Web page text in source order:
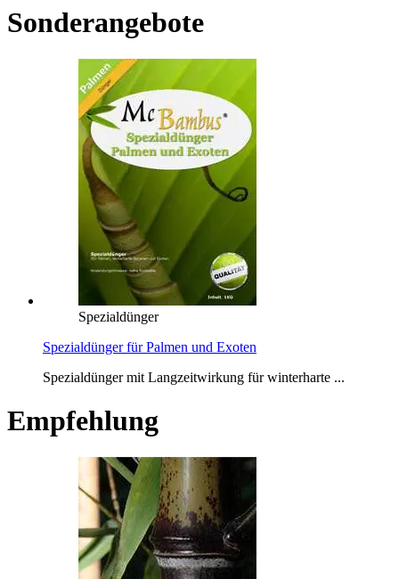
Sonderangebote
Spezialdünger
Spezialdünger für Palmen und Exoten
Spezialdünger mit Langzeitwirkung für winterharte ...
Empfehlung